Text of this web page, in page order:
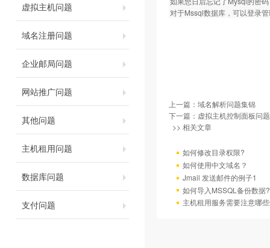
虚拟主机问题
域名注册问题
企业邮局问题
网站推广问题
其他问题
主机租用问题
数据库问题
支付问题
对于Mssql数据库，可以登录
上一篇： 域名解析问题集锦
下一篇： 虚拟主机控制面板问题
>> 相关文章
如何修改目录权限?
如何使用中文域名？
Jmail 发送邮件的例子1
如何导入MSSQL备份数据
主机租用服务需要注意哪